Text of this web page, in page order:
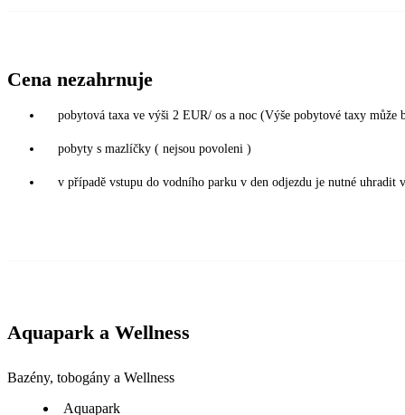
Cena nezahrnuje
pobytová taxa ve výši 2 EUR/ os a noc (Výše pobytové taxy
pobyty s mazlíčky ( nejsou povoleni )
v případě vstupu do vodního parku v den odjezdu je nutné uhradit
Aquapark a Wellness
Bazény, tobogány a Wellness
Aquapark